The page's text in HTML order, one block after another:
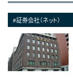
#証券会社（ネット）